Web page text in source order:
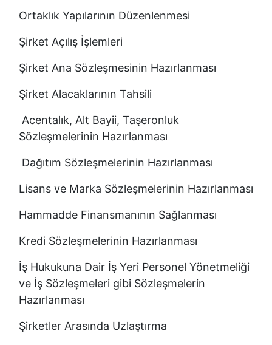
Ortaklık Yapılarının Düzenlenmesi
Şirket Açılış İşlemleri
Şirket Ana Sözleşmesinin Hazırlanması
Şirket Alacaklarının Tahsili
Acentalık, Alt Bayii, Taşeronluk
Sözleşmelerinin Hazırlanması
Dağıtım Sözleşmelerinin Hazırlanması
Lisans ve Marka Sözleşmelerinin Hazırlanması
Hammadde Finansmanının Sağlanması
Kredi Sözleşmelerinin Hazırlanması
İş Hukukuna Dair İş Yeri Personel Yönetmeliği
ve İş Sözleşmeleri gibi Sözleşmelerin
Hazırlanması
Şirketler Arasında Uzlaştırma